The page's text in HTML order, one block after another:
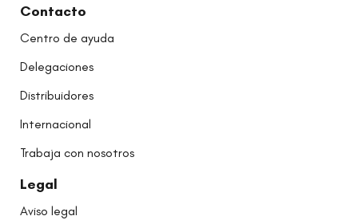
Contacto
Centro de ayuda
Delegaciones
Distribuidores
Internacional
Trabaja con nosotros
Legal
Aviso legal